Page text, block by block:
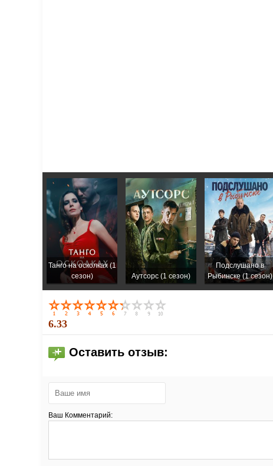
Танго на осколках (1
сезон)
Аутсорс (1 сезон)
Подслушано в
Рыбинске (1 сезон)
6.33
Оставить отзыв:
Ваш Комментарий: